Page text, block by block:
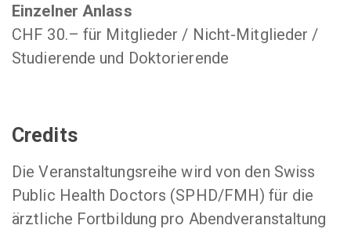
Einzelner Anlass
CHF 30.– für Mitglieder / Nicht-Mitglieder /
Studierende und Doktorierende
Credits
Die Veranstaltungsreihe wird von den Swiss
Public Health Doctors (SPHD/FMH) für die
ärztliche Fortbildung pro Abendveranstaltung